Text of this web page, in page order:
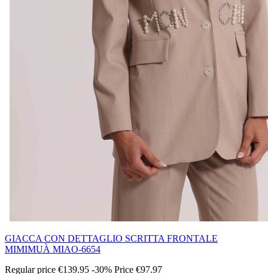
GIACCA CON DETTAGLIO SCRITTA FRONTALE
MIMIMUÀ MIAO-6654
Regular price €139.95 -30% Price €97.97